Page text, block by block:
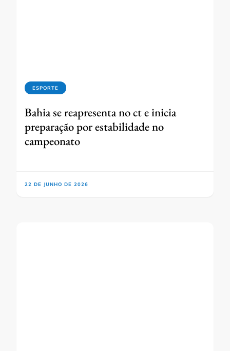
ESPORTE
Bahia se reapresenta no ct e inicia
preparação por estabilidade no
campeonato
22 DE JUNHO DE 2026